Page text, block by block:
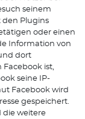
seinem
den Plugins
oder einen
Information von
dort
Facebook ist,
seine IP-
Facebook wird
gespeichert.
die weitere